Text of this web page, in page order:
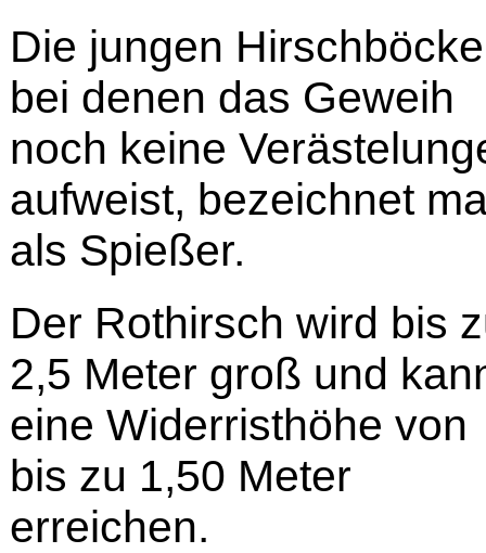
Die jungen
bei denen das Geweih
noch keine
aufweist, bezeichnet
als Spießer.
Der Rothirsch wird bis
2,5 Meter groß und
eine Widerristhöhe von
bis zu 1,50 Meter
erreichen.